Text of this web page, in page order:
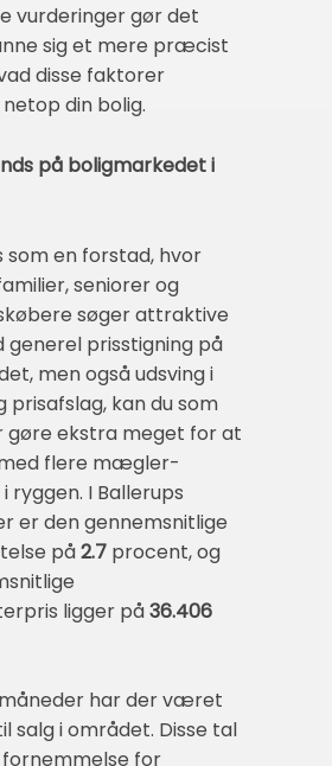
vurderinger gør det
sig et mere præcist
disse faktorer
din bolig.
på boligmarkedet i
som en forstad, hvor
seniorer og
søger attraktive
generel prisstigning på
men også udsving i
prisafslag, kan du som
ekstra meget for at
flere mægler-
ryggen. I Ballerups
er den gennemsnitlige
på2.7 procent, og
ligger på36.406
har der været
salg i området. Disse tal
for